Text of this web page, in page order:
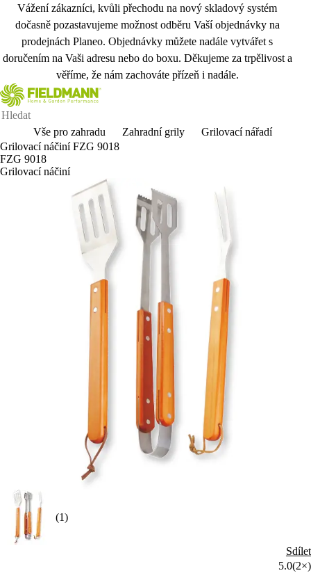
Vážení zákazníci, kvůli přechodu na nový skladový systém
dočasně pozastavujeme možnost odběru Vaší objednávky na
prodejnách Planeo. Objednávky můžete nadále vytvářet s
doručením na Vaši adresu nebo do boxu. Děkujeme za trpělivost a
věříme, že nám zachováte přízeň i nadále.
Vše pro zahradu Zahradní grily
Grilovací nářadí
Grilovací náčiní FZG 9018
FZG 9018
Grilovací náčiní
(1)
Sdílet
5.0(2×)